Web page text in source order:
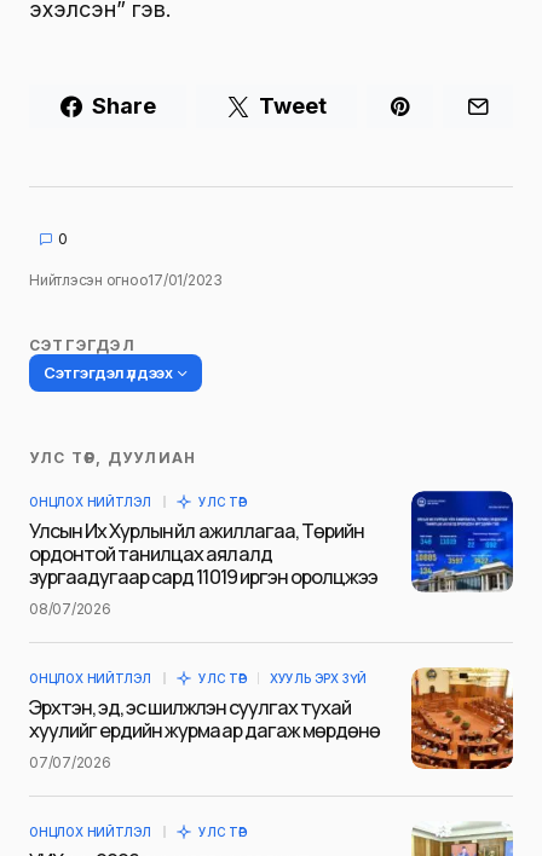
эхэлсэн” гэв.
Share Tweet
0
Нийтлэсэн огноо17/01/2023
СЭТГЭГДЭЛ
Сэтгэгдэл үлдээх
Таны имэйл хаягийг нийтлэхгүй.
тэмдэглэсэн
Сэтгэгдэл*
Name
УЛС ТӨР, ДУУЛИАН
ОНЦЛОХ НИЙТЛЭЛ УЛС ТӨР
Улсын Их Хурлын үйл ажиллагаа, Төрийн
ордонтой танилцах аялалд
зургаадугаар сард 11019 иргэн оролцжээ
08/07/2026
ОНЦЛОХ НИЙТЛЭЛ УЛС ТӨР ХУУЛЬ ЭРХ ЗҮЙ
Эрхтэн, эд, эс шилжүүлэн суулгах тухай
хуулийг ердийн журмаар дагаж мөрдөнө
07/07/2026
ОНЦЛОХ НИЙТЛЭЛ УЛС ТӨР